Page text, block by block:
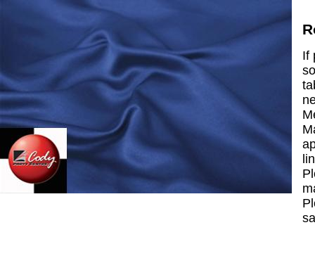
If